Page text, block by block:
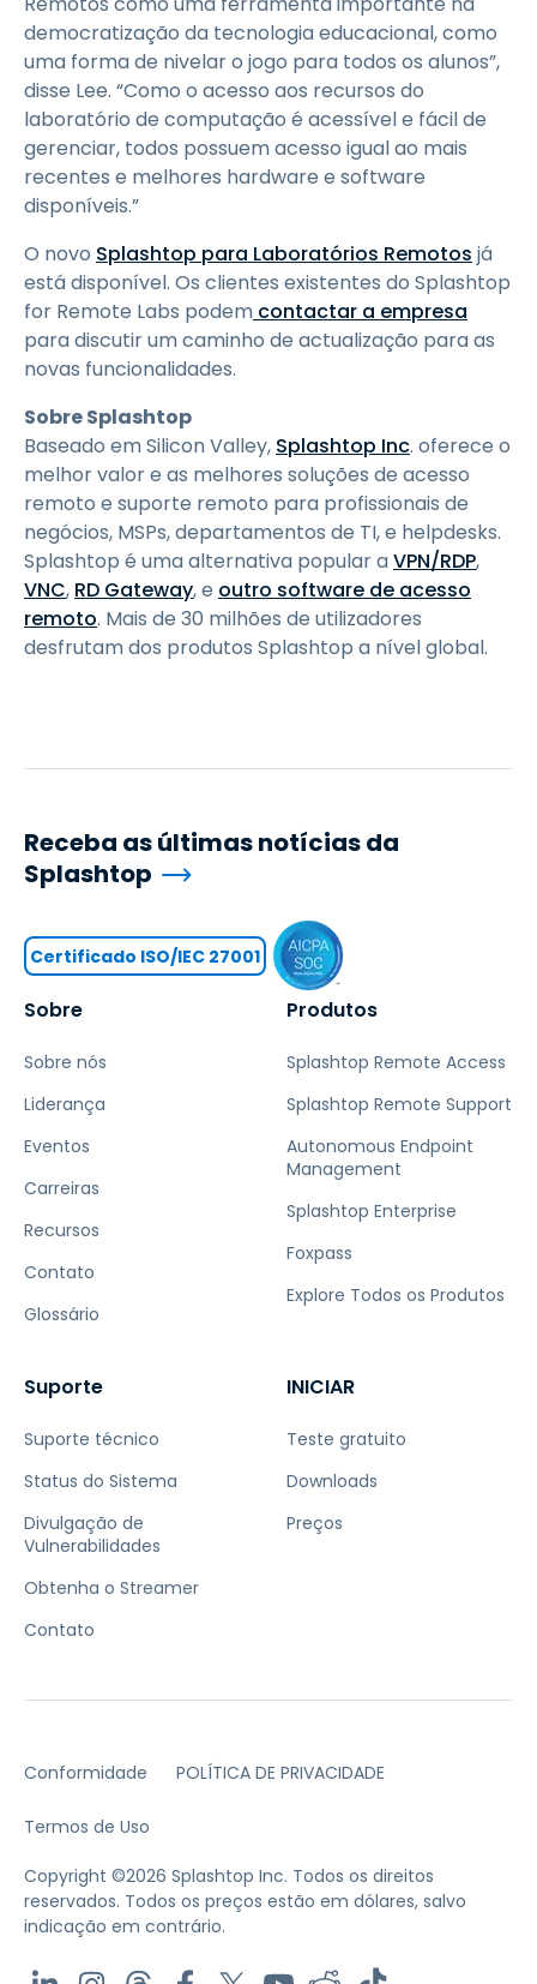
democratização da tecnologia educacional, como
uma forma de nivelar o jogo para todos os alunos”,
disse Lee. “Como o acesso aos recursos do
laboratório de computação é acessível e fácil de
gerenciar, todos possuem acesso igual ao mais
recentes e melhores hardware e software
disponíveis.”
O novo Splashtop para Laboratórios Remotos já
está disponível. Os clientes existentes do Splashtop
for Remote Labs podem contactar a empresa
para discutir um caminho de actualização para as
novas funcionalidades.
Sobre Splashtop
Baseado em Silicon Valley, Splashtop Inc. oferece o
melhor valor e as melhores soluções de acesso
remoto e suporte remoto para profissionais de
negócios, MSPs, departamentos de TI, e helpdesks.
Splashtop é uma alternativa popular aVPN/RDP,
VNC, RD Gateway, e outro software de acesso
remoto. Mais de 30 milhões de utilizadores
desfrutam dos produtos Splashtop a nível global.
Sobre
Sobre nós
Liderança
Eventos
Carreiras
Recursos
Contato
Glossário
Produtos
Splashtop Remote Access
Splashtop Remote Support
Autonomous Endpoint
Management
Splashtop Enterprise
Foxpass
Explore Todos os Produtos
Suporte
Suporte técnico
Status do Sistema
Divulgação de
Vulnerabilidades
Obtenha o Streamer
Contato
INICIAR
Teste gratuito
Downloads
Preços
Receba as últimas notícias da
Splashtop
Certificado ISO/IEC 27001
Conformidade POLÍTICA DE PRIVACIDADE
Termos de Uso
Copyright ©2026 Splashtop Inc. Todos os direitos
reservados. Todos os preços estão em dólares, salvo
indicação em contrário.